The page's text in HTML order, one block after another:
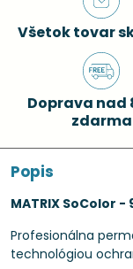
Všetok tovar
Doprava nad
zdarma
Popis
MATRIX SoColor -
Profesionálna
technológiou